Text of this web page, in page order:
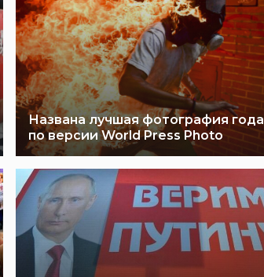
Названа лучшая фотография года
по версии World Press Photo